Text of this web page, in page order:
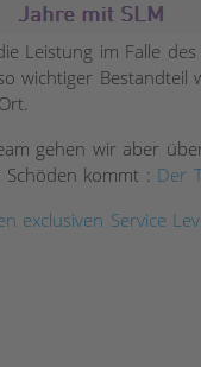
Leistung im Falle
wichtiger
gehen wir aber
kommt : Der
exclusiven Service